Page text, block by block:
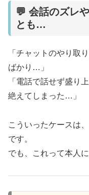
💬 会話のズレ
とも…
「チャットのやり取
ばかり…」
「電話で話せず盛り
絶えてしまった…」
こういったケースは
です。
でも、これって本人